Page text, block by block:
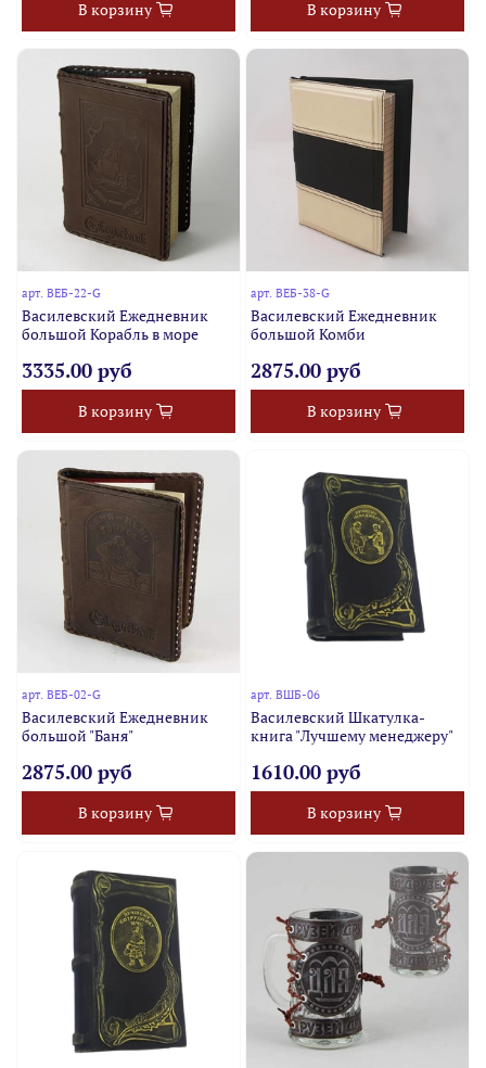
В корзину В корзину
арт.ВЕБ-22-G
Василевский Ежедневник
большой Корабль в море
3335.00 руб
В корзину
арт. ВЕБ-38-G
Василевский Ежедневник
большой Комби
2875.00 руб
В корзину
арт.ВЕБ-02-G
Василевский Ежедневник
большой "Баня"
2875.00 руб
В корзину
арт. ВШБ-06
Василевский Шкатулка-
книга "Лучшему менеджеру"
1610.00 руб
В корзину